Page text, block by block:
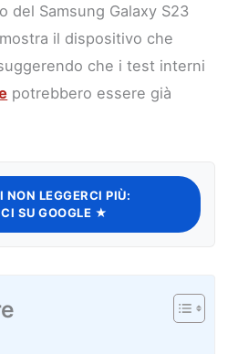
del Samsung Galaxy S23
il dispositivo che
che i test interni
potrebbero essere già
NON LEGGERCI PIÙ:
SU GOOGLE ★